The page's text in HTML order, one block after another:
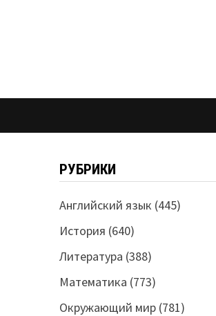
РУБРИКИ
Английский язык (445)
История (640)
Литература (388)
Математика (773)
Окружающий мир(781)